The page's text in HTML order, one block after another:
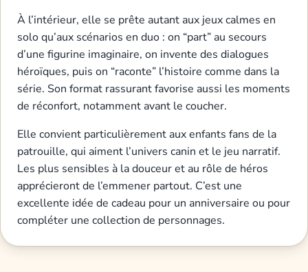
À l’intérieur, elle se prête autant aux jeux calmes en
solo qu’aux scénarios en duo : on “part” au secours
d’une figurine imaginaire, on invente des dialogues
héroïques, puis on “raconte” l’histoire comme dans la
série. Son format rassurant favorise aussi les moments
de réconfort, notamment avant le coucher.
Elle convient particulièrement aux enfants fans de la
patrouille, qui aiment l’univers canin et le jeu narratif.
Les plus sensibles à la douceur et au rôle de héros
apprécieront de l’emmener partout. C’est une
excellente idée de cadeau pour un anniversaire ou pour
compléter une collection de personnages.